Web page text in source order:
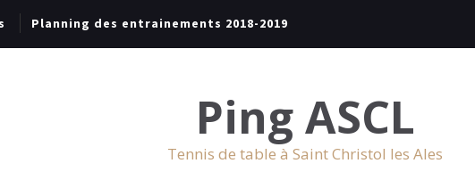
Planning des entrainements 2018-2019
Ping ASCL
Tennis de table à Saint Christol les Ales